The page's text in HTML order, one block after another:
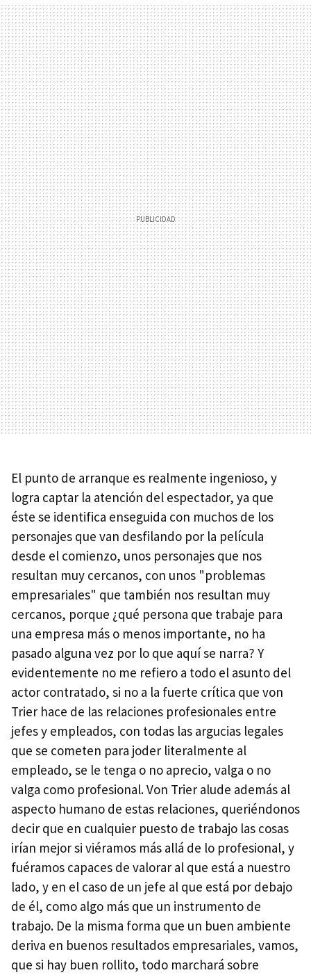
El punto de arranque es realmente ingenioso, y
logra captar la atención del espectador, ya que
éste se identifica enseguida con muchos de los
personajes que van desfilando por la película
desde el comienzo, unos personajes que nos
resultan muy cercanos, con unos "problemas
empresariales" que también nos resultan muy
cercanos, porque ¿qué persona que trabaje para
una empresa más o menos importante, no ha
pasado alguna vez por lo que aquí se narra? Y
evidentemente no me refiero a todo el asunto del
actor contratado, si no a la fuerte crítica que von
Trier hace de las relaciones profesionales entre
jefes y empleados, con todas las argucias legales
que se cometen para joder literalmente al
empleado, se le tenga o no aprecio, valga o no
valga como profesional. Von Trier alude además al
aspecto humano de estas relaciones, queriéndonos
decir que en cualquier puesto de trabajo las cosas
irían mejor si viéramos más allá de lo profesional, y
fuéramos capaces de valorar al que está a nuestro
lado, y en el caso de un jefe al que está por debajo
de él, como algo más que un instrumento de
trabajo. De la misma forma que un buen ambiente
deriva en buenos resultados empresariales, vamos,
que si hay buen rollito, todo marchará sobre